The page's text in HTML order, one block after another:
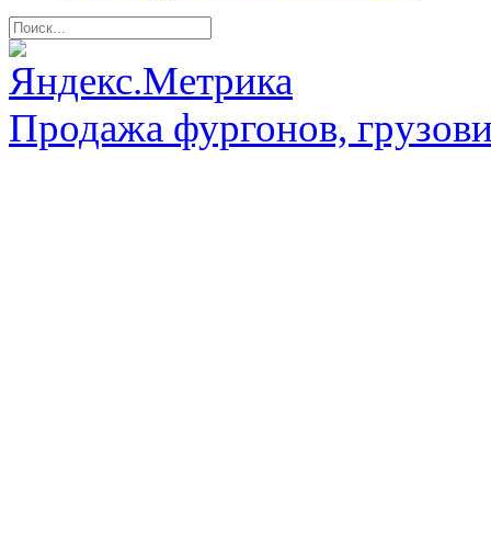
Продажа фургонов,